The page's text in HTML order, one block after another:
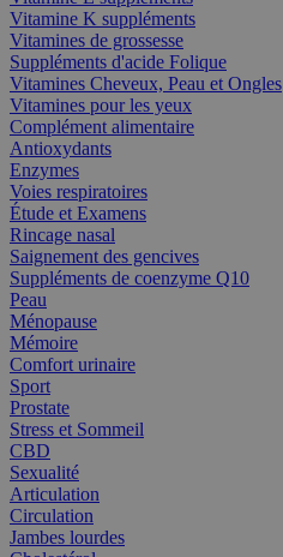
Vitamine K suppléments
Vitamines de grossesse
Suppléments d'acide Folique
Vitamines Cheveux, Peau et Ongles
Vitamines pour les yeux
Complément alimentaire
Antioxydants
Enzymes
Voies respiratoires
Étude et Examens
Rincage nasal
Saignement des gencives
Suppléments de coenzyme Q10
Peau
Ménopause
Mémoire
Comfort urinaire
Sport
Prostate
Stress et Sommeil
CBD
Sexualité
Articulation
Circulation
Jambes lourdes